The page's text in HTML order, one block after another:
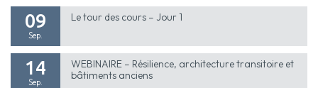
09
Sep.
Le tour des cours – Jour 1
14
Sep.
WEBINAIRE – Résilience, architecture transitoire et
bâtiments anciens